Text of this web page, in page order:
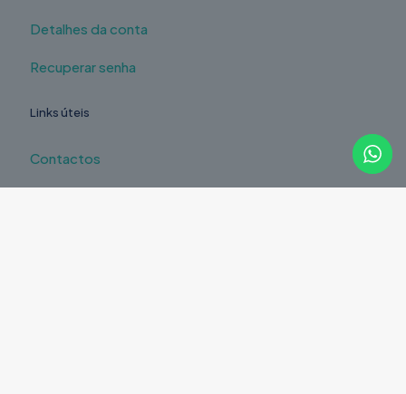
Detalhes da conta
Recuperar senha
Links úteis
Contactos